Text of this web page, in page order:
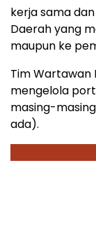
kerja sama
Daerah yang
maupun ke
Tim
mengelola
masing-
ada).